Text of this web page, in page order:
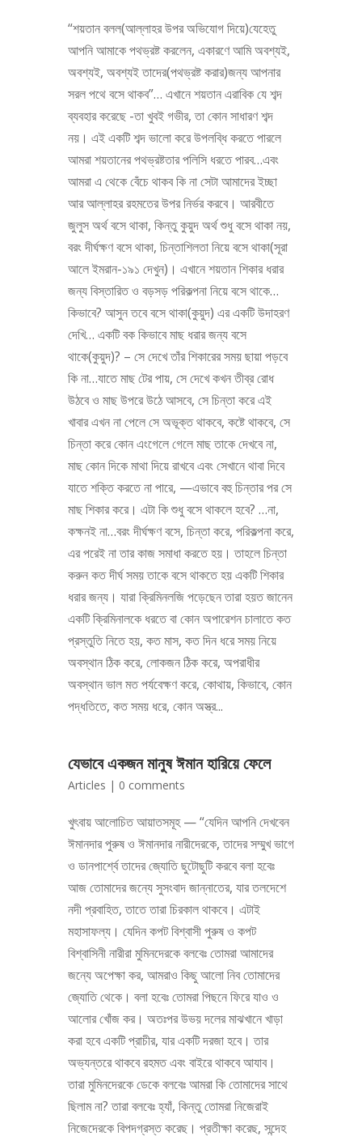
“শয়তান বলল(আল্লাহর উপর অভিযোগ দিয়ে)যেহেতু
আপনি আমাকে পথভ্রষ্ট করলেন, একারণে আমি অবশ্যই,
অবশ্যই, অবশ্যই তাদের(পথভ্রষ্ট করার)জন্য আপনার
সরল পথে বসে থাকব”… এখানে শয়তান এরাবিক যে শব্দ
ব্যবহার করেছে -তা খুবই গভীর, তা কোন সাধারণ শব্দ
নয়। এই একটি শব্দ ভালো করে উপলব্ধি করতে পারলে
আমরা শয়তানের পথভ্রষ্টতার পলিসি ধরতে পারব…এবং
আমরা এ থেকে বেঁচে থাকব কি না সেটা আমাদের ইচ্ছা
আর আল্লাহর রহমতের উপর নির্ভর করবে। আরবীতে
জুলুস অর্থ বসে থাকা, কিন্তু কুয়ুদ অর্থ শুধু বসে থাকা নয়,
বরং দীর্ঘক্ষণ বসে থাকা, চিন্তাশিলতা নিয়ে বসে থাকা(সূরা
আলে ইমরান-১৯১ দেখুন)। এখানে শয়তান শিকার ধরার
জন্য বিস্তারিত ও বড়সড় পরিকল্পনা নিয়ে বসে থাকে…
কিভাবে? আসুন তবে বসে থাকা(কুয়ুদ) এর একটি উদাহরণ
দেখি… একটি বক কিভাবে মাছ ধরার জন্য বসে
থাকে(কুয়ুদ)? – সে দেখে তাঁর শিকারের সময় ছায়া পড়বে
কি না…যাতে মাছ টের পায়, সে দেখে কখন তীব্র রোধ
উঠবে ও মাছ উপরে উঠে আসবে, সে চিন্তা করে এই
খাবার এখন না পেলে সে অভূক্ত থাকবে, কষ্টে থাকবে, সে
চিন্তা করে কোন এংগেলে গেলে মাছ তাকে দেখবে না,
মাছ কোন দিকে মাথা দিয়ে রাখবে এবং সেখানে থাবা দিবে
যাতে শক্তি করতে না পারে, —এভাবে বহু চিন্তার পর সে
মাছ শিকার করে। এটা কি শুধু বসে থাকলে হবে? …না,
কক্ষনই না…বরং দীর্ঘক্ষণ বসে, চিন্তা করে, পরিকল্পনা করে,
এর পরেই না তার কাজ সমাধা করতে হয়। তাহলে চিন্তা
করুন কত দীর্ঘ সময় তাকে বসে থাকতে হয় একটি শিকার
ধরার জন্য। যারা ক্রিমিনলজি পড়েছেন তারা হয়ত জানেন
একটি ক্রিমিনালকে ধরতে বা কোন অপারেশন চালাতে কত
প্রস্তুতি নিতে হয়, কত মাস, কত দিন ধরে সময় নিয়ে
অবস্থান ঠিক করে, লোকজন ঠিক করে, অপরাধীর
অবস্থান ভাল মত পর্যবেক্ষণ করে, কোথায়, কিভাবে, কোন
পদ্ধতিতে, কত সময় ধরে, কোন অস্ত্র...
যেভাবে একজন মানুষ ঈমান হারিয়ে ফেলে
Articles | 0 comments
খুৎবায় আলোচিত আয়াতসমূহ — “যেদিন আপনি দেখবেন
ঈমানদার পুরুষ ও ঈমানদার নারীদেরকে, তাদের সম্মুখ ভাগে
ও ডানপার্শ্বে তাদের জ্যোতি ছুটোছুটি করবে বলা হবেঃ
আজ তোমাদের জন্যে সুসংবাদ জান্নাতের, যার তলদেশে
নদী প্রবাহিত, তাতে তারা চিরকাল থাকবে। এটাই
মহাসাফল্য। যেদিন কপট বিশ্বাসী পুরুষ ও কপট
বিশ্বাসিনী নারীরা মুমিনদেরকে বলবেঃ তোমরা আমাদের
জন্যে অপেক্ষা কর, আমরাও কিছু আলো নিব তোমাদের
জ্যোতি থেকে। বলা হবেঃ তোমরা পিছনে ফিরে যাও ও
আলোর খোঁজ কর। অতঃপর উভয় দলের মাঝখানে খাড়া
করা হবে একটি প্রাচীর, যার একটি দরজা হবে। তার
অভ্যন্তরে থাকবে রহমত এবং বাইরে থাকবে আযাব।
তারা মুমিনদেরকে ডেকে বলবেঃ আমরা কি তোমাদের সাথে
ছিলাম না? তারা বলবেঃ হ্যাঁ, কিন্তু তোমরা নিজেরাই
নিজেদেরকে বিপদগ্রস্ত করেছ। প্রতীক্ষা করেছ, সন্দেহ